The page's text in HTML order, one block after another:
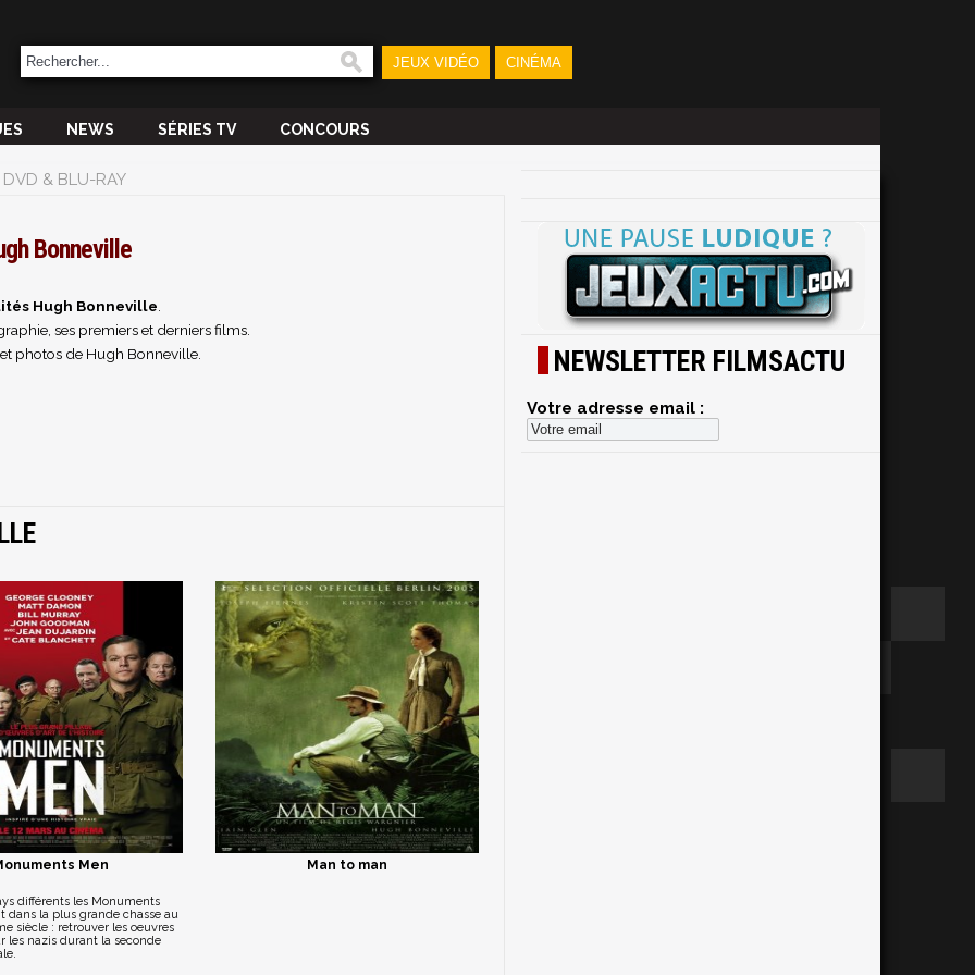
JEUX VIDÉO CINÉMA
NEWS SÉRIES TV CONCOURS
DVD & BLU-RAY
Bonneville
Hugh Bonneville
ses premiers et derniers films.
photos de Hugh Bonneville.
Men
différents les Monuments
dans la plus grande chasse au
siècle : retrouver les oeuvres
les nazis durant la seconde
Man to man
NEWSLETTER FILMSACTU
Votre adresse email :